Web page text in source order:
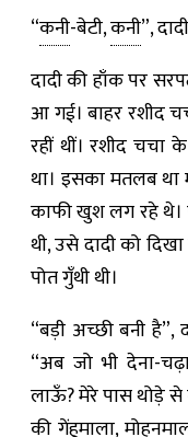
“कनी-बेटी,कनी”,
दादी की हाँक पर
आ गई। बाहर रशीद
रहीं थीं। रशीद चचा
था। इसका मतलब था
काफी खुश लग रहे थे।
थी, उसे दादी को
पोत गुँथी थी।
“बड़ी अच्छी बनी
“अब जो भी देना-
लाऊँ? मेरे पास थोड़े
की गेंहूमाला,